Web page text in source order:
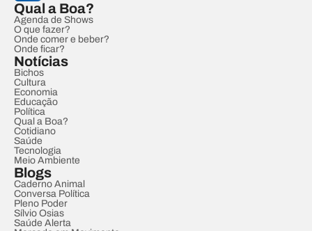
Qual a Boa?
Agenda de Shows
O que fazer?
Onde comer e beber?
Onde ficar?
Notícias
Bichos
Cultura
Economia
Educação
Política
Qual a Boa?
Cotidiano
Saúde
Tecnologia
Meio Ambiente
Blogs
Caderno Animal
Conversa Política
Pleno Poder
Sílvio Osias
Saúde Alerta